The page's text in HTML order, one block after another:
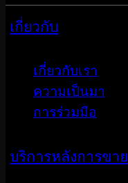
เกี่ยวกับ
เกี่ยวกับเรา
ความเป็นมา
การร่วมมือ
บริการหลังการขาย